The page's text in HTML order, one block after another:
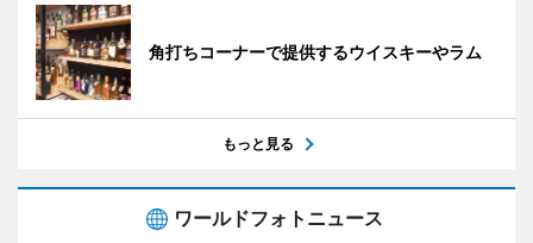
角打ちコーナーで提供するウイスキーやラム
もっと見る
ワールドフォトニュース